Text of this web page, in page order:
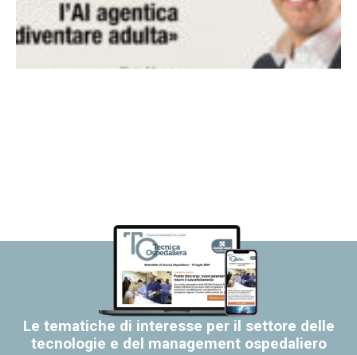
Le tematiche di interesse per il settore delle
tecnologie e del management ospedaliero